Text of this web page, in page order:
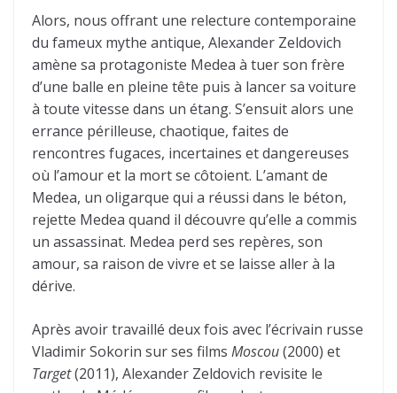
Alors, nous offrant une relecture contemporaine
du fameux mythe antique, Alexander Zeldovich
amène sa protagoniste Medea à tuer son frère
d’une balle en pleine tête puis à lancer sa voiture
à toute vitesse dans un étang. S’ensuit alors une
errance périlleuse, chaotique, faites de
rencontres fugaces, incertaines et dangereuses
où l’amour et la mort se côtoient. L’amant de
Medea, un oligarque qui a réussi dans le béton,
rejette Medea quand il découvre qu’elle a commis
un assassinat. Medea perd ses repères, son
amour, sa raison de vivre et se laisse aller à la
dérive.
Après avoir travaillé deux fois avec l’écrivain russe
Vladimir Sokorin sur ses films Moscou(2000) et
Target(2011), Alexander Zeldovich revisite le